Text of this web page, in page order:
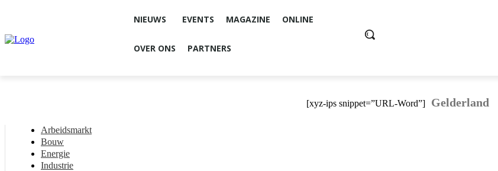
NIEUWS EVENTS MAGAZINE ONLINE
OVER ONS PARTNERS
[xyz-ips snippet=”URL-Word”] Gelderland
Arbeidsmarkt
Bouw
Energie
Industrie